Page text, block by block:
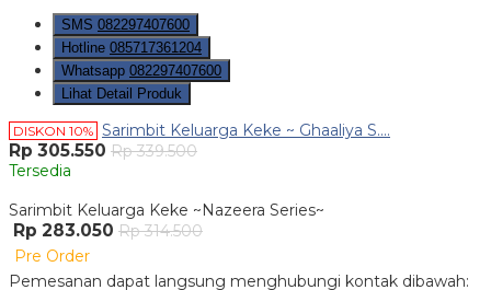
SMS 082297407600
Hotline 085717361204
Whatsapp 082297407600
Lihat Detail Produk
DISKON 10% Sarimbit Keluarga Keke ~ Ghaaliya S....
Rp 305.550 Rp 339.500
Tersedia
Sarimbit Keluarga Keke ~Nazeera Series~
Rp 283.050 Rp 314.500
Pre Order
Pemesanan dapat langsung menghubungi kontak dibawah: